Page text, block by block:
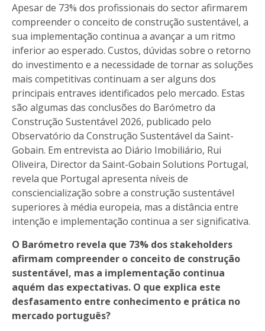
Apesar de 73% dos profissionais do sector afirmarem
compreender o conceito de construção sustentável, a
sua implementação continua a avançar a um ritmo
inferior ao esperado. Custos, dúvidas sobre o retorno
do investimento e a necessidade de tornar as soluções
mais competitivas continuam a ser alguns dos
principais entraves identificados pelo mercado. Estas
são algumas das conclusões do Barómetro da
Construção Sustentável 2026, publicado pelo
Observatório da Construção Sustentável da Saint-
Gobain. Em entrevista ao Diário Imobiliário, Rui
Oliveira, Director da Saint-Gobain Solutions Portugal,
revela que Portugal apresenta níveis de
consciencialização sobre a construção sustentável
superiores à média europeia, mas a distância entre
intenção e implementação continua a ser significativa.
O Barómetro revela que 73% dos stakeholders
afirmam compreender o conceito de construção
sustentável, mas a implementação continua
aquém das expectativas. O que explica este
desfasamento entre conhecimento e prática no
mercado português?